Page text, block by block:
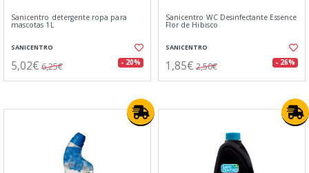
Sanicentro detergente ropa para
mascotas 1L
SANICENTRO
5,02€ 6,25€ - 20%
Sanicentro WC Desinfectante Essence
Flor de Hibisco
SANICENTRO
1,85€ 2,50€ - 26%